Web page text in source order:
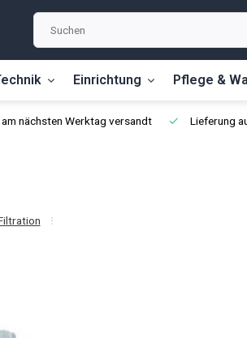
Einrichtung Pflege &
nächsten Werktag versandt Lieferung